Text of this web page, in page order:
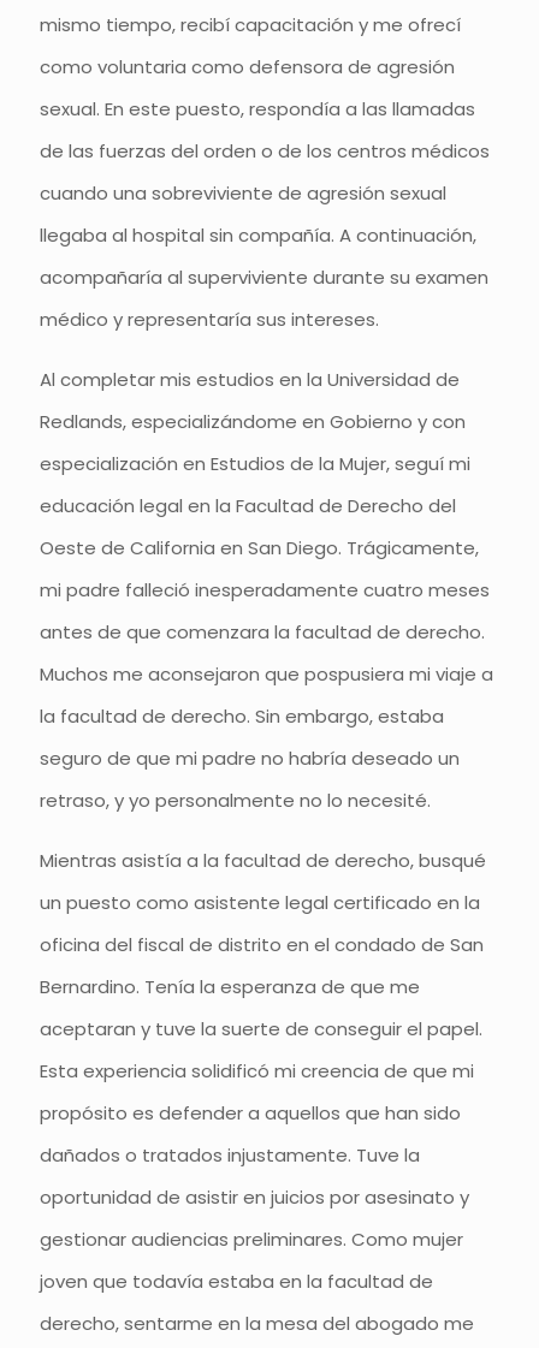
mismo tiempo, recibí capacitación y me ofrecí
como voluntaria como defensora de agresión
sexual. En este puesto, respondía a las llamadas
de las fuerzas del orden o de los centros médicos
cuando una sobreviviente de agresión sexual
llegaba al hospital sin compañía. A continuación,
acompañaría al superviviente durante su examen
médico y representaría sus intereses.
Al completar mis estudios en la Universidad de
Redlands, especializándome en Gobierno y con
especialización en Estudios de la Mujer, seguí mi
educación legal en la Facultad de Derecho del
Oeste de California en San Diego. Trágicamente,
mi padre falleció inesperadamente cuatro meses
antes de que comenzara la facultad de derecho.
Muchos me aconsejaron que pospusiera mi viaje a
la facultad de derecho. Sin embargo, estaba
seguro de que mi padre no habría deseado un
retraso, y yo personalmente no lo necesité.
Mientras asistía a la facultad de derecho, busqué
un puesto como asistente legal certificado en la
oficina del fiscal de distrito en el condado de San
Bernardino. Tenía la esperanza de que me
aceptaran y tuve la suerte de conseguir el papel.
Esta experiencia solidificó mi creencia de que mi
propósito es defender a aquellos que han sido
dañados o tratados injustamente. Tuve la
oportunidad de asistir en juicios por asesinato y
gestionar audiencias preliminares. Como mujer
joven que todavía estaba en la facultad de
derecho, sentarme en la mesa del abogado me